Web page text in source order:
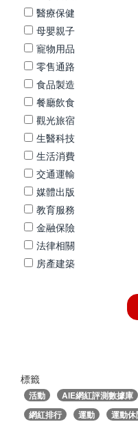
標籤
活動 AIE網紅評測數據庫
網紅排行
運動 運動休